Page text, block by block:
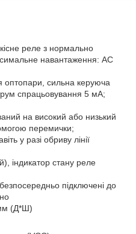
реле з нормально
навантаження: AC
оптопари, сильна керуюча
спрацьовування 5 мА;
на високий або низький
перемички;
у разі обриву лінії
індикатор стану реле
підключені до
(Д*Ш)